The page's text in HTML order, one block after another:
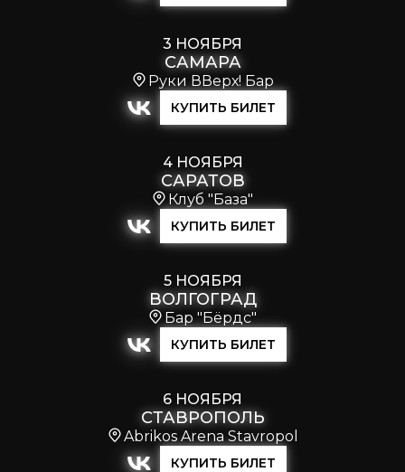
3 НОЯБРЯ
САМАРА
Руки ВВерх! Бар
КУПИТЬ БИЛЕТ
4 НОЯБРЯ
САРАТОВ
Клуб "База"
КУПИТЬ БИЛЕТ
5 НОЯБРЯ
ВОЛГОГРАД
Бар "Бёрдс"
КУПИТЬ БИЛЕТ
6 НОЯБРЯ
СТАВРОПОЛЬ
Abrikos Arena Stavropol
КУПИТЬ БИЛЕТ